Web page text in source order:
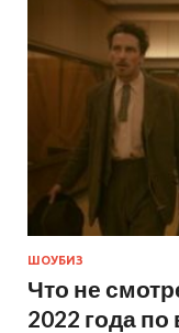
ШОУБИЗ
Что не
2022 года